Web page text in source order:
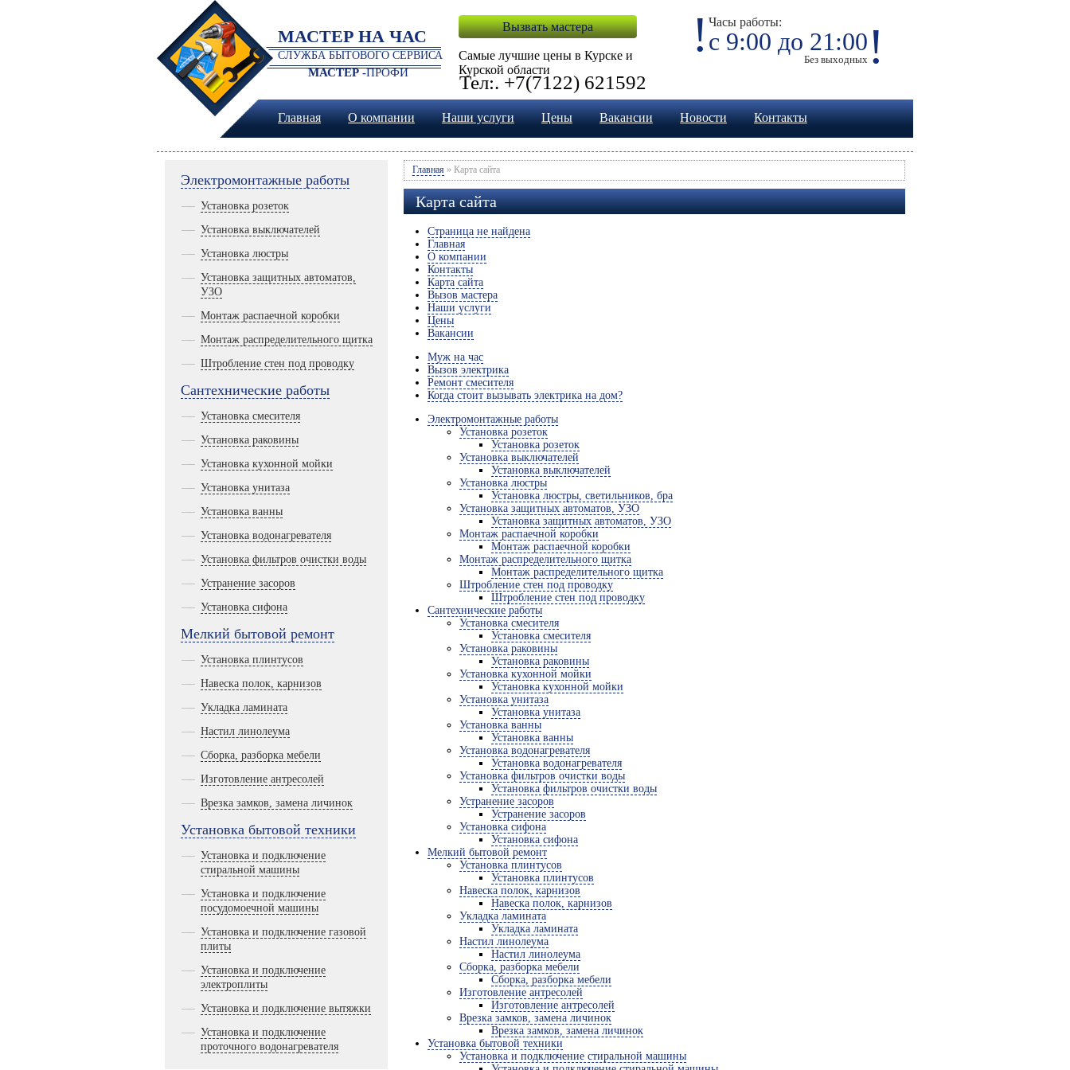
! Часы работы:
с 9:00 до 21:00
Без выходных !
Вызвать мастера
Самые лучшие цены в Курске и
Курской области
Главная О компании Наши услуги Цены Вакансии Новости Контакты
МАСТЕР НА ЧАС
СЛУЖБА БЫТОВОГО СЕРВИСА
МАСТЕР -ПРОФИ Тел:. +7(7122) 621592
Электромонтажные работы
Установка розеток
Установка выключателей
Установка люстры
Установка защитных автоматов,
УЗО
Монтаж распаечной коробки
Монтаж распределительного щитка
Штробление стен под проводку
Сантехнические работы
Установка смесителя
Установка раковины
Установка кухонной мойки
Установка унитаза
Установка ванны
Установка водонагревателя
Установка фильтров очистки воды
Устранение засоров
Установка сифона
Мелкий бытовой ремонт
Установка плинтусов
Навеска полок, карнизов
Укладка ламината
Настил линолеума
Сборка, разборка мебели
Изготовление антресолей
Врезка замков, замена личинок
Установка бытовой техники
Установка и подключение
стиральной машины
Установка и подключение
посудомоечной машины
Установка и подключение газовой
плиты
Установка и подключение
электроплиты
Установка и подключение вытяжки
Установка и подключение
проточного водонагревателя
Главная » Карта сайта
Карта сайта
Страница не найдена
Главная
О компании
Контакты
Карта сайта
Вызов мастера
Наши услуги
Цены
Вакансии
Муж на час
Вызов электрика
Ремонт смесителя
Когда стоит вызывать электрика на дом?
Электромонтажные работы
Установка розеток
Установка розеток
Установка выключателей
Установка выключателей
Установка люстры
Установка люстры, светильников, бра
Установка защитных автоматов, УЗО
Установка защитных автоматов, УЗО
Монтаж распаечной коробки
Монтаж распаечной коробки
Монтаж распределительного щитка
Монтаж распределительного щитка
Штробление стен под проводку
Штробление стен под проводку
Сантехнические работы
Установка смесителя
Установка смесителя
Установка раковины
Установка раковины
Установка кухонной мойки
Установка кухонной мойки
Установка унитаза
Установка унитаза
Установка ванны
Установка ванны
Установка водонагревателя
Установка водонагревателя
Установка фильтров очистки воды
Установка фильтров очистки воды
Устранение засоров
Устранение засоров
Установка сифона
Установка сифона
Мелкий бытовой ремонт
Установка плинтусов
Установка плинтусов
Навеска полок, карнизов
Навеска полок, карнизов
Укладка ламината
Укладка ламината
Настил линолеума
Настил линолеума
Сборка, разборка мебели
Сборка, разборка мебели
Изготовление антресолей
Изготовление антресолей
Врезка замков, замена личинок
Врезка замков, замена личинок
Установка бытовой техники
Установка и подключение стиральной машины